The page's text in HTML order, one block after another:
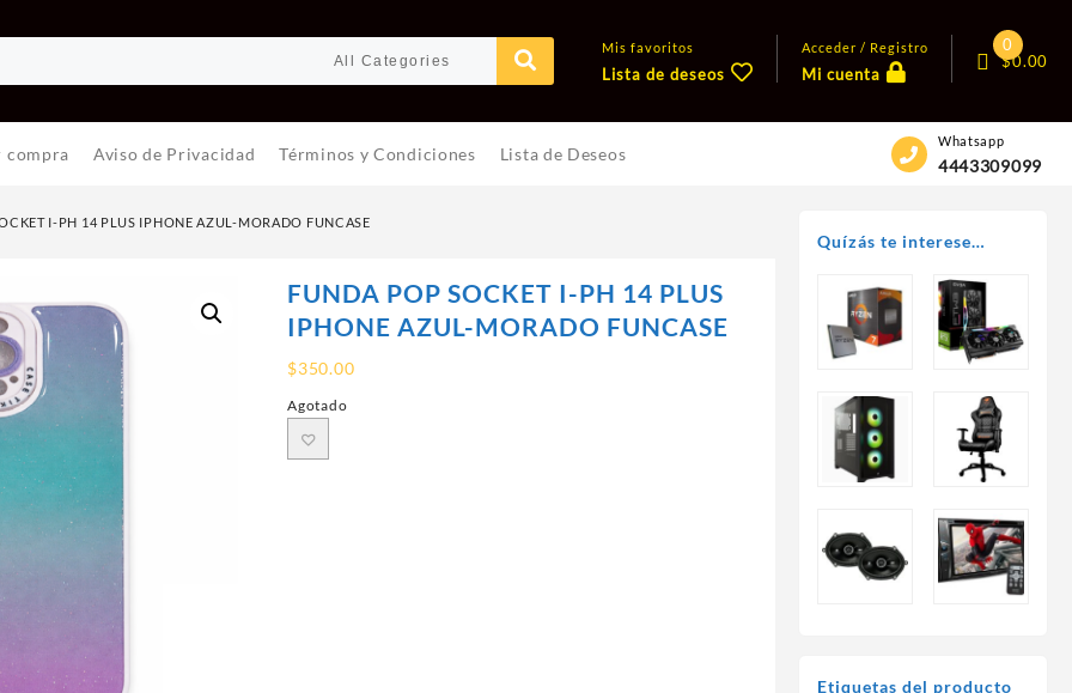
Mis favoritos
Lista de deseos
Acceder / Registro
Mi cuenta
0
$0.00
compra Aviso de Privacidad Términos y Condiciones Lista de Deseos
Whatsapp
4443309099
I-PH 14 PLUS IPHONE AZUL-MORADO FUNCASE
FUNDA POP SOCKET I-PH 14 PLUS
IPHONE AZUL-MORADO FUNCASE
$350.00
Agotado
Quízás te interese…
Etiquetas del producto